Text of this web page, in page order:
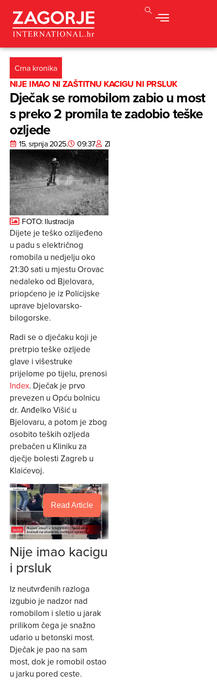
Crna kronika
NIJE IMAO NI ZAŠTITNU KACIGU NI PRSLUK
Dječak se romobilom zabio u most
s preko 2 promila te zadobio teške
ozljede
15. srpnja 2025. 09:37 ZI
FOTO: Ilustracija
Dijete je teško ozlijeđeno
u padu s električnog
romobila u nedjelju oko
21:30 sati u mjestu Orovac
nedaleko od Bjelovara,
priopćeno je iz Policijske
uprave bjelovarsko-
bilogorske.
Radi se o dječaku koji je
pretrpio teške ozljede
glave i višestruke
prijelome po tijelu, prenosi
Index. Dječak je prvo
prevezen u Opću bolnicu
dr. Anđelko Višić u
Bjelovaru, a potom je zbog
osobito teških ozljeda
prebačen u Kliniku za
dječje bolesti Zagreb u
Klaićevoj.
Read Article
Nije imao kacigu
i prsluk
Iz neutvrđenih razloga
izgubio je nadzor nad
romobilom i sletio u jarak
prilikom čega je snažno
udario u betonski most.
Dječak je pao na sam
most, dok je romobil ostao
u jarku pored ceste.